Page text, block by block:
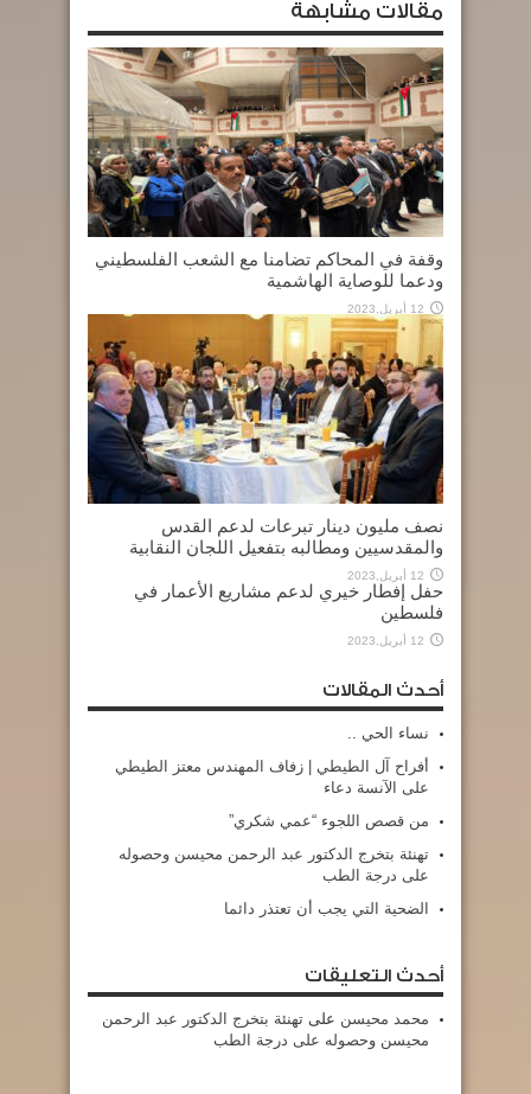
مقالات مشابهة
وقفة في المحاكم تضامنا مع الشعب الفلسطيني
ودعما للوصاية الهاشمية
12 أبريل,2023
نصف مليون دينار تبرعات لدعم القدس
والمقدسيين ومطالبه بتفعيل اللجان النقابية
12 أبريل,2023
حفل إفطار خيري لدعم مشاريع الأعمار في
فلسطين
12 أبريل,2023
أحدث المقالات
نساء الحي ..
أفراح آل الطيطي | زفاف المهندس معتز الطيطي
على الآنسة دعاء
من قصص اللجوء “عمي شكري”
تهنئة بتخرج الدكتور عبد الرحمن محيسن وحصوله
على درجة الطب
الضحية التي يجب أن تعتذر دائما
أحدث التعليقات
محمد محيسن على تهنئة بتخرج الدكتور عبد الرحمن
محيسن وحصوله على درجة الطب